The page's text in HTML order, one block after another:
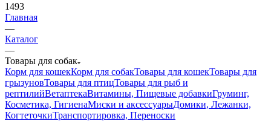
1493
Главная
—
Каталог
—
Товары для собак
Корм для кошекКорм для собакТовары для кошекТовары для
грызуновТовары для птицТовары для рыб и
рептилийВетаптекаВитамины, Пищевые добавкиГруминг,
Косметика, ГигиенаМиски и аксессуарыДомики, Лежанки,
КогтеточкиТранспортировка, Переноски